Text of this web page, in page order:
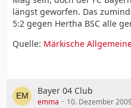
längst geworfen. Das
5:2 gegen Hertha BSC alle
Quelle: Märkische
Bayer 04 Club
emma 10. Dezember